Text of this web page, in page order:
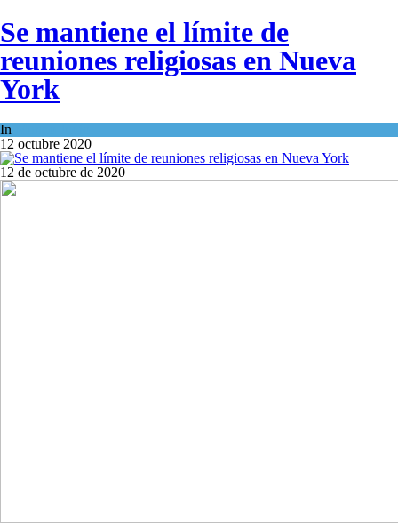
Se mantiene el límite de
reuniones religiosas en Nueva
York
In
12 octubre 2020
12 de octubre de 2020